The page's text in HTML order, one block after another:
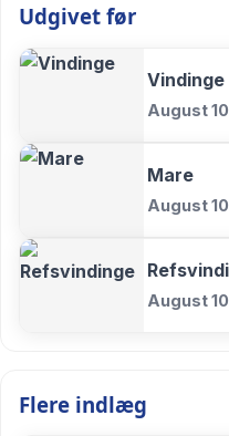
Udgivet før
Vindinge
August
Mare
August
August
Flere indlæg